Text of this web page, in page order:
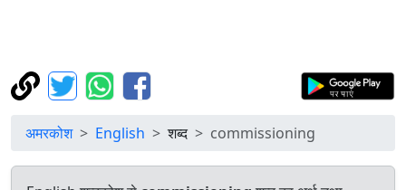
अमरकोश English शब्द commissioning